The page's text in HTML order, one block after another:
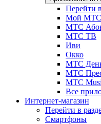
Перейти
Мой МТС
МТС
МТС ТВ
Иви
Окко
МТС
МТС
МТС
Все
Интернет-магазин
Перейти в
Смартфоны